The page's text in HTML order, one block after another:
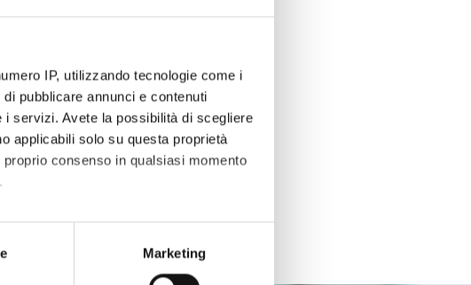
IP, utilizzando tecnologie come i
pubblicare annunci e contenuti
servizi. Avete la possibilità di scegliere
applicabili solo su questa proprietà
consenso in qualsiasi momento
di qualche metro,
Marketing